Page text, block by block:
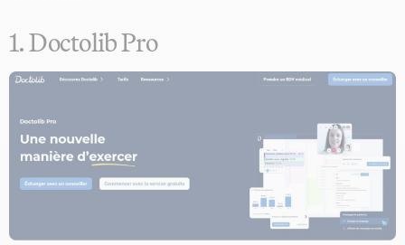
1. Doctolib Pro